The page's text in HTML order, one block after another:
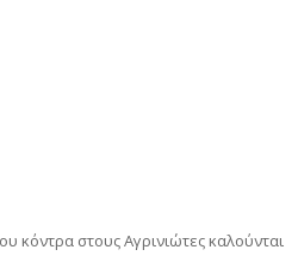
κόντρα στους Αγρινιώτες καλούνται